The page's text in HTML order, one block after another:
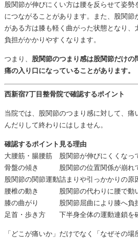
股関節が伸びにくい方は腰を反らせて姿勢
につながることがあります。また、股関節
がある方は膝も軽く曲がった状態となり、
負担がかかりやすくなります。
つまり、 股関節のつまり感は股関節だけの
痛の入り口になっていることがあります。
西新宿7丁目整骨院で確認するポイント
当院では、股関節のつまり感に対して、痛
んだりして終わりにはしません。
確認するポイント 見る理由
大腰筋・腸腰筋
股関節が伸びにくくなっ
骨盤の傾き
股関節の位置関係が崩れ
股関節の関節運動詰まりや引っかかりの原
腰椎の動き
股関節の代わりに腰で動
膝の曲がり
股関節屈曲により膝へ負
足首・歩き方
下半身全体の運動連鎖を
「どこが痛いか」だけでなく「なぜその